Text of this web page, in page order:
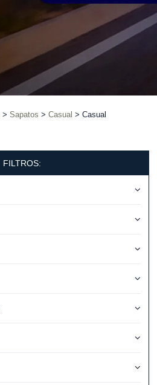
Sapatos Casual Casual
FILTROS: